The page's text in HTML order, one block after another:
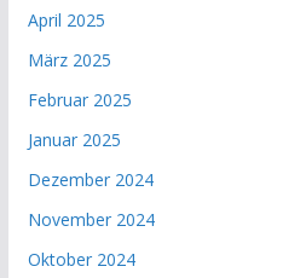
April 2025
März 2025
Februar 2025
Januar 2025
Dezember 2024
November 2024
Oktober 2024